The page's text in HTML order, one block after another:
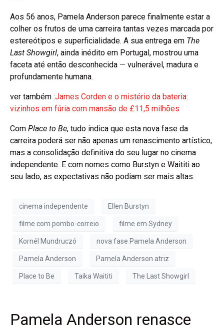
Aos 56 anos, Pamela Anderson parece finalmente estar a
colher os frutos de uma carreira tantas vezes marcada por
estereótipos e superficialidade. A sua entrega em The
Last Showgirl, ainda inédito em Portugal, mostrou uma
faceta até então desconhecida — vulnerável, madura e
profundamente humana.
ver também :James Corden e o mistério da bateria:
vizinhos em fúria com mansão de £11,5 milhões
Com Place to Be, tudo indica que esta nova fase da
carreira poderá ser não apenas um renascimento artístico,
mas a consolidação definitiva do seu lugar no cinema
independente. E com nomes como Burstyn e Waititi ao
seu lado, as expectativas não podiam ser mais altas.
cinema independente Ellen Burstyn
filme com pombo-correio filme em Sydney
Kornél Mundruczó nova fase Pamela Anderson
Pamela Anderson Pamela Anderson atriz
Place to Be Taika Waititi The Last Showgirl
Pamela Anderson renasce